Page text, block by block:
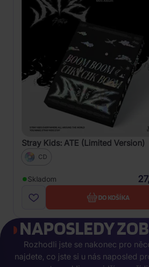
Stray Kids: ATE (Limited Version)
CD
Skladom
DO KOŠÍKA
NAPOSLEDY
Rozhodli jste se nakonec pro
najdete, co jste si u nás naposled